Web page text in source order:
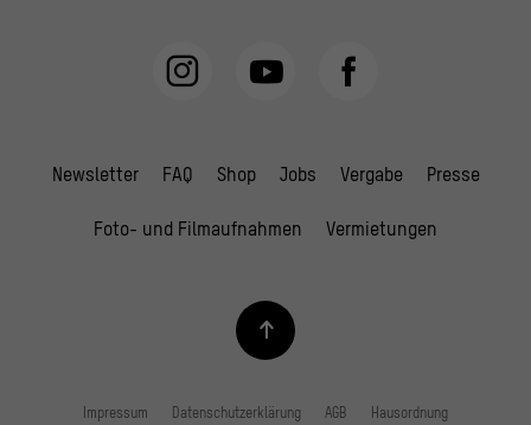
Newsletter FAQ Shop Jobs Vergabe Presse
Foto- und Filmaufnahmen Vermietungen
Impressum Datenschutzerklärung AGB Hausordnung